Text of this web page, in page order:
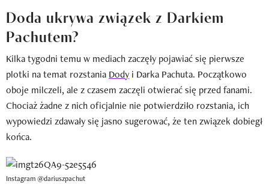
Doda ukrywa związek z Darkiem
Pachutem?
Kilka tygodni temu w mediach zaczęły pojawiać się pierwsze
plotki na temat rozstania Dody i Darka Pachuta. Początkowo
oboje milczeli, ale z czasem zaczęli otwierać się przed fanami.
Chociaż żadne z nich oficjalnie nie potwierdziło rozstania, ich
wypowiedzi zdawały się jasno sugerować, że ten związek dobiegł
końca.
Instagram @dariuszpachut